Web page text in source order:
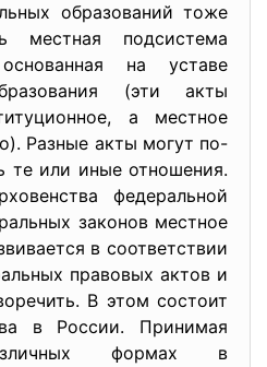
образований тоже
местная подсистема
на уставе
(эти акты
а местное
Разные акты могут по-
те или иные отношения.
федеральной
законов местное
в соответствии
правовых актов и
В этом состоит
в России. Принимая
формах в